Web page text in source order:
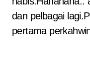
dan pelbagai
pertama